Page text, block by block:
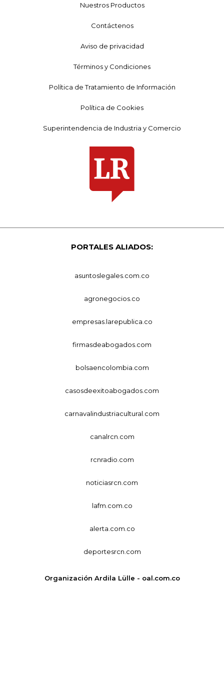
Nuestros Productos
Contáctenos
Aviso de privacidad
Términos y Condiciones
Política de Tratamiento de Información
Política de Cookies
Superintendencia de Industria y Comercio
PORTALES ALIADOS:
asuntoslegales.com.co
agronegocios.co
empresas.larepublica.co
firmasdeabogados.com
bolsaencolombia.com
casosdeexitoabogados.com
carnavalindustriacultural.com
canalrcn.com
rcnradio.com
noticiasrcn.com
lafm.com.co
alerta.com.co
deportesrcn.com
Organización Ardila Lülle - oal.com.co